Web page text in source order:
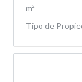
m²
Tipo de